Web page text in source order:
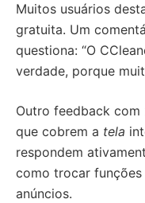
Muitos usuários
gratuita. Um
questiona: “O
verdade, porque
Outro feedback
que cobrem a tela
respondem
como trocar
anúncios.